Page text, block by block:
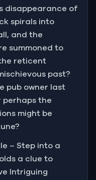
disappearance of
spirals into
and the
summoned to
reticent
past?
pub owner last
perhaps the
might be
– Step into a
a clue to
Intriguing